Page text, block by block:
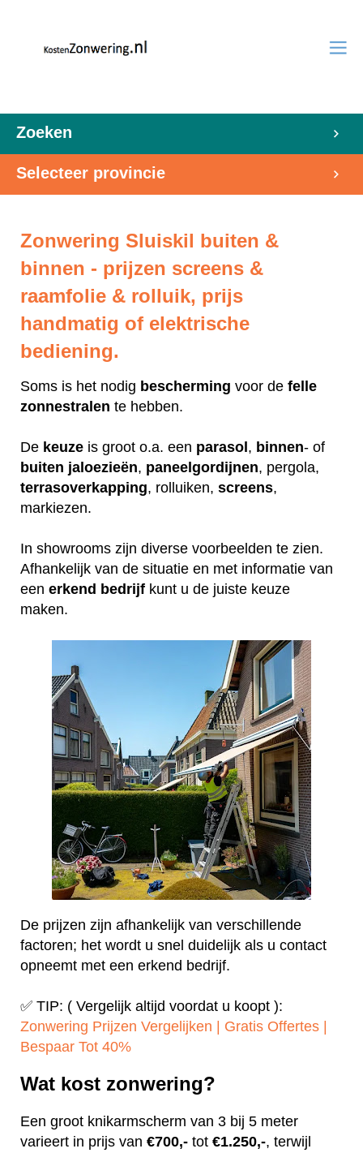
Zoeken
Selecteer provincie
Zonwering Sluiskil buiten &
binnen - prijzen screens &
raamfolie & rolluik, prijs
handmatig of elektrische
bediening.
Soms is het nodig bescherming voor de felle
zonnestralen te hebben.
De keuze is groot o.a. een parasol, binnen- of
buiten jaloezieën, paneelgordijnen, pergola,
terrasoverkapping, rolluiken, screens,
markiezen.
In showrooms zijn diverse voorbeelden te zien.
Afhankelijk van de situatie en met informatie van
een erkend bedrijf kunt u de juiste keuze
maken.
De prijzen zijn afhankelijk van verschillende
factoren; het wordt u snel duidelijk als u contact
opneemt met een erkend bedrijf.
✅ TIP: ( Vergelijk altijd voordat u koopt ):
Zonwering Prijzen Vergelijken | Gratis Offertes |
Bespaar Tot 40%‎
Wat kost zonwering?
Een groot knikarmscherm van 3 bij 5 meter
varieert in prijs van €700,- tot €1.250,-, terwijl